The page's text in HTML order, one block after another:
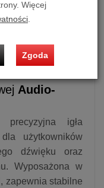
Audio-
precyzyjna igła
użytkowników
dźwięku oraz
Wyposażona w
zapewnia stabilne
Więcej
.
Zgoda